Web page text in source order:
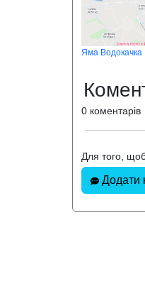
Яма Водокачка
0 коментарів
Для того,
Додати